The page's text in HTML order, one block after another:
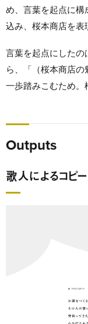
め、言葉を起点に構
込み、桜本商店を表
言葉を起点にしたの
ら、「（桜本商店の
一歩踏みこむため。
Outputs
歌人によるコピー